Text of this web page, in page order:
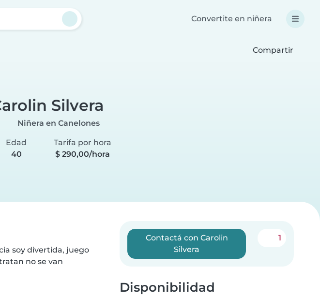
Convertite en niñera
Compartir
Silvera
Niñera en Canelones
Edad
40
Tarifa por hora
$ 290,00/hora
soy divertida, juego
no se van
Contactá con Carolin
Silvera
1
Disponibilidad